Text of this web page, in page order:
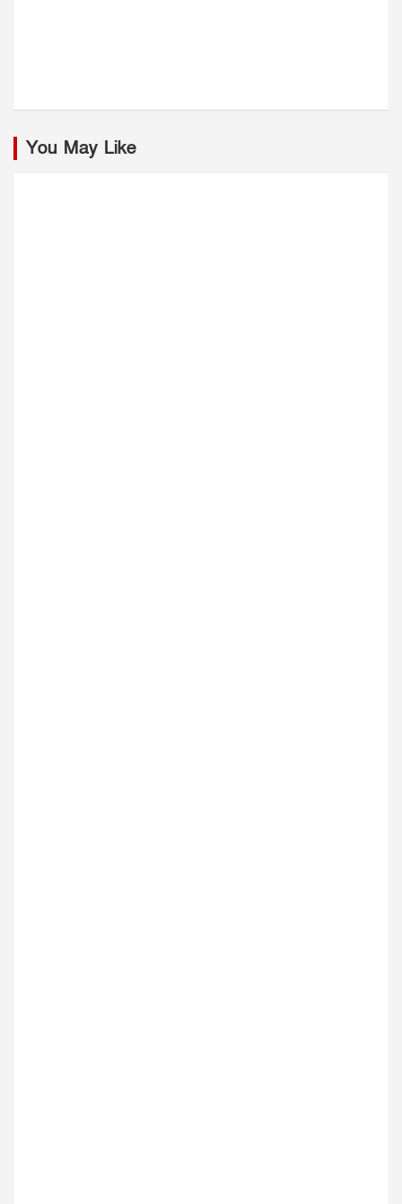
You May Like